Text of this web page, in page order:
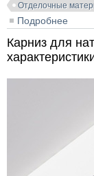
Отделочные
Подробнее
Карниз для